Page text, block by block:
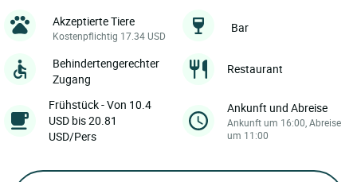
Akzeptierte Tiere
Kostenpflichtig 17.34 USD
Bar
Behindertengerechter
Zugang
Restaurant
Frühstück - Von 10.4
USD bis 20.81
USD/Pers
Ankunft und Abreise
Ankunft um 16:00, Abreise
um 11:00